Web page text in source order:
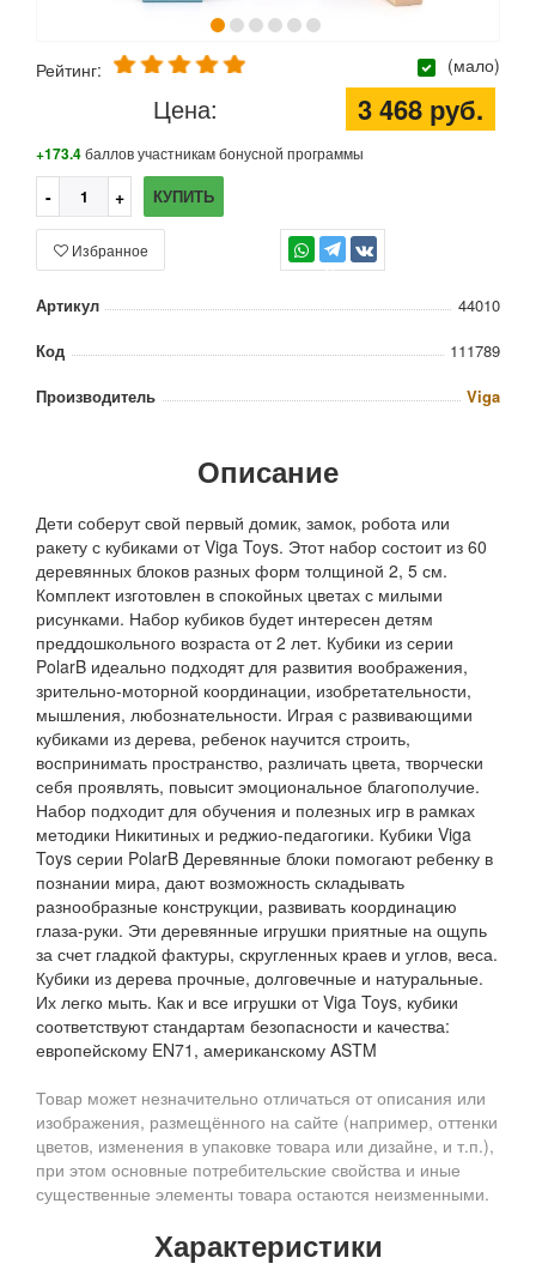
Рейтинг: (мало)
Цена: 3 468 руб.
+173.4баллов участникам бонусной программы
КУПИТЬ
TG
Избранное
Артикул
44010
Код
111789
Производитель
Viga
Описание
Дети соберут свой первый домик, замок, робота или
ракету с кубиками от Viga Toys. Этот набор состоит из 60
деревянных блоков разных форм толщиной 2, 5 см.
Комплект изготовлен в спокойных цветах с милыми
рисунками. Набор кубиков будет интересен детям
преддошкольного возраста от 2 лет. Кубики из серии
PolarB идеально подходят для развития воображения,
зрительно-моторной координации, изобретательности,
мышления, любознательности. Играя с развивающими
кубиками из дерева, ребенок научится строить,
воспринимать пространство, различать цвета, творчески
себя проявлять, повысит эмоциональное благополучие.
Набор подходит для обучения и полезных игр в рамках
методики Никитиных и реджио-педагогики. Кубики Viga
Toys серии PolarB Деревянные блоки помогают ребенку в
познании мира, дают возможность складывать
разнообразные конструкции, развивать координацию
глаза-руки. Эти деревянные игрушки приятные на ощупь
за счет гладкой фактуры, скругленных краев и углов, веса.
Кубики из дерева прочные, долговечные и натуральные.
Их легко мыть. Как и все игрушки от Viga Toys, кубики
соответствуют стандартам безопасности и качества:
европейскому EN71, американскому ASTM
Товар может незначительно отличаться от описания или
изображения, размещённого на сайте (например, оттенки
цветов, изменения в упаковке товара или дизайне, и т.п.),
при этом основные потребительские свойства и иные
существенные элементы товара остаются неизменными.
Характеристики